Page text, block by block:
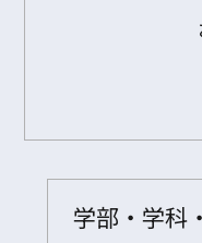
学部・学科